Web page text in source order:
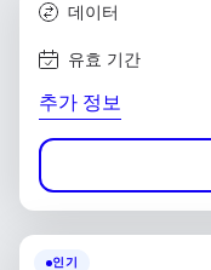
데이터
유효 기간
추가 정보
인기